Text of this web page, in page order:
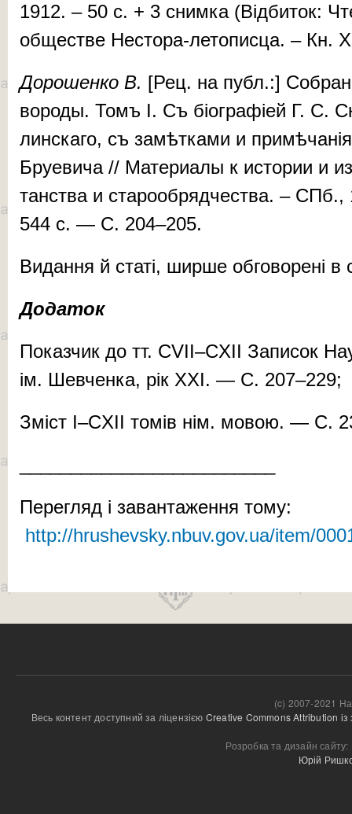
1912. – 50 с. + 3 сним­ка (Відбиток:
об­щес­тве Нес­то­ра-ле­то­пис­ца. – Кн.
До­ро­шен­ко В. [Рец. на публ.:]
во­ро­ды. Томъ I. Съ бі­ог­ра­фі­ей Г. С.
лин­ска­го, съ за­мѣт­ка­ми и
Бру­е­ви­ча // Ма­те­ри­а­лы к ис­то­рии и
тан­ства и ста­ро­об­ряд­чес­тва. –
544 c. — С. 204–205.
Ви­дан­ня й ста­ті, шир­ше об­го­во­ре­ні
Додаток
По­каз­чик до тт. CVII–CXII За­пи­сок
ім. Шев­чен­ка, рік XXI. — С. 207–229;
Зміст I–CXII то­мів нім. мо­вою. — С.
Перегляд і завантаження тому:
http://hrushevsky.nbuv.gov.ua/item/
(c) 2007-2021
Весь контент доступний за ліцензією Creative Commons Attribution
Розробка та дизайн сайту:
Юрій